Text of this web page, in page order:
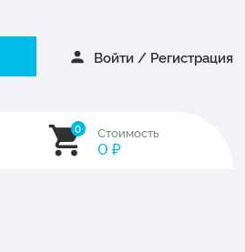
Войти / Регистрация
0 Стоимость
0 ₽